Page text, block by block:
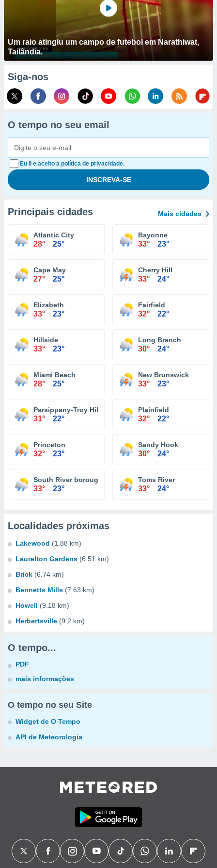
Um raio atingiu um campo de futebol em Narathiwat,
Tailândia.
Siga-nos
O tempo no seu email
Eu li e aceito a política de privacidade.
Principais cidades Mais cidades
Atlantic City
28° 25°
Bayonne
33° 23°
Cape May
27° 25°
Cherry Hill
33° 24°
Elizabeth
33° 23°
Fairfield
32° 22°
Hillside
33° 23°
Long Branch
30° 24°
Miami Beach
28° 25°
New Brunswick
33° 23°
Parsippany-Troy Hills
31° 22°
Plainfield
32° 22°
Princeton
32° 23°
Sandy Hook
30° 24°
South River borough
33° 23°
Toms River
33° 24°
Localidades próximas
Lakewood (1.88 km)
Laurelton Gardens (6.51 km)
Brick (6.74 km)
Bennetts Mills (7.63 km)
Howell (9.18 km)
Herbertsville (9.2 km)
O tempo...
PDF
mais informações
O tempo no seu Site
Widget de O Tempo
API de Meteorologia